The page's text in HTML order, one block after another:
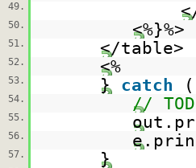
49.
50. <%}%>
51. </
52. <%
53. } catch
54. //
55.
56.
57. }